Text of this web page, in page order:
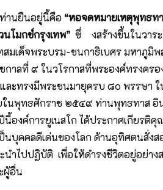
านยืนอยู่นี้คือ “หอจดหมายเหตุพุทธ
นโมกข์กรุงเทพ” ซึ่ งสร้างขึ้นในวาระ
มเด็จพระบรม-ชนกาธิเบศร มหาภูมิพ
กาลที่ ๙ ในวโรกาสที่พระองค์ทรงคร
ะทรงมีพระชนมายุครบ ๘๐ พรรษา
ในพุทธศักราช ๒๕๔๙ ท่านพุทธทาส
องค์การยูเนสโก ได้ประกาศเกียรติ
บุคคลดีเด่นของโลก ด้านอุทิศตนสั่งส
นำไปปฏิบัติ เพื่อให้ดำรงชีวิตอยู่อย่าง
ผู้อื่น